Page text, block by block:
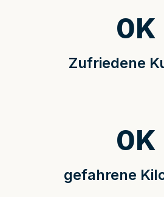
Zufriedene
0K
gefahrene
0K